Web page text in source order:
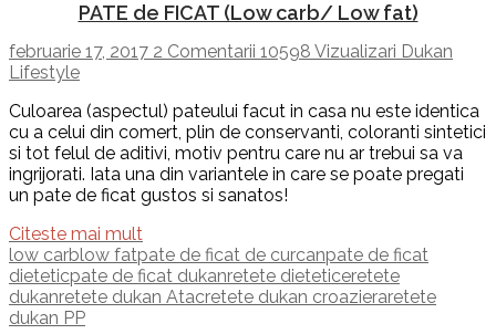
PATE de FICAT (Low carb/ Low fat)
februarie 17, 2017 2 Comentarii 10598 Vizualizari Dukan
Lifestyle
Culoarea (aspectul) pateului facut in casa nu este identica
cu a celui din comert, plin de conservanti, coloranti sintetici
si tot felul de aditivi, motiv pentru care nu ar trebui sa va
ingrijorati. Iata una din variantele in care se poate pregati
un pate de ficat gustos si sanatos!
Citeste mai mult
low carblow fatpate de ficat de curcanpate de ficat
dieteticpate de ficat dukanretete dieteticeretete
dukanretete dukan Atacretete dukan croazieraretete
dukan PP